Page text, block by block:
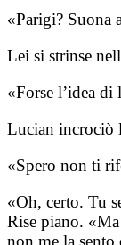
«Parigi? Suona
Lei si strinse
«Forse l’idea di
Lucian incrociò
«Spero non ti
«Oh, certo. Tu
Rise piano.